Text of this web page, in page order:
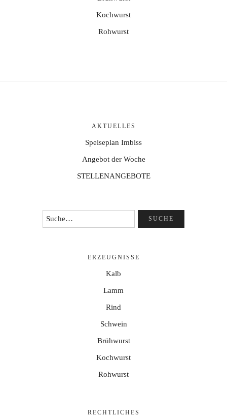
Kochwurst
Rohwurst
AKTUELLES
Speiseplan Imbiss
Angebot der Woche
STELLENANGEBOTE
ERZEUGNISSE
Kalb
Lamm
Rind
Schwein
Brühwurst
Kochwurst
Rohwurst
RECHTLICHES